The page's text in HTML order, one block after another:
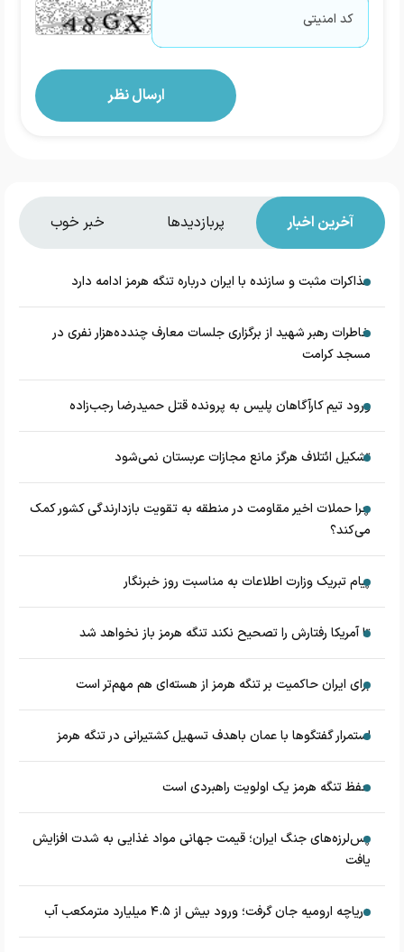
آخرین اخبار پربازدیدها خبر خوب
مذاکرات مثبت و سازنده با ایران درباره تنگه هرمز ادامه دارد
خاطرات رهبر شهید از برگزاری جلسات معارف چندده‌هزار نفری در
مسجد کرامت
ورود تیم کارآگاهان پلیس به پرونده قتل حمیدرضا رجب‌زاده
تشکیل ائتلاف هرگز مانع مجازات عربستان نمی‌شود
چرا حملات اخیر مقاومت در منطقه به تقویت بازدارندگی کشور کمک
می‌کند؟
پیام تبریک وزارت اطلاعات به مناسبت روز خبرنگار
تا آمریکا رفتارش را تصحیح نکند تنگه هرمز باز نخواهد شد
برای ایران حاکمیت بر تنگه هرمز از هسته‌ای هم مهم‌تر است
استمرار گفتگوها با عمان باهدف تسهیل کشتیرانی در تنگه هرمز
حفظ تنگه هرمز یک اولویت راهبردی است
پس‌لرزه‌های جنگ ایران؛ قیمت جهانی مواد غذایی به شدت افزایش
یافت
دریاچه ارومیه جان گرفت؛ ورود بیش از ۴.۵ میلیارد مترمکعب آب